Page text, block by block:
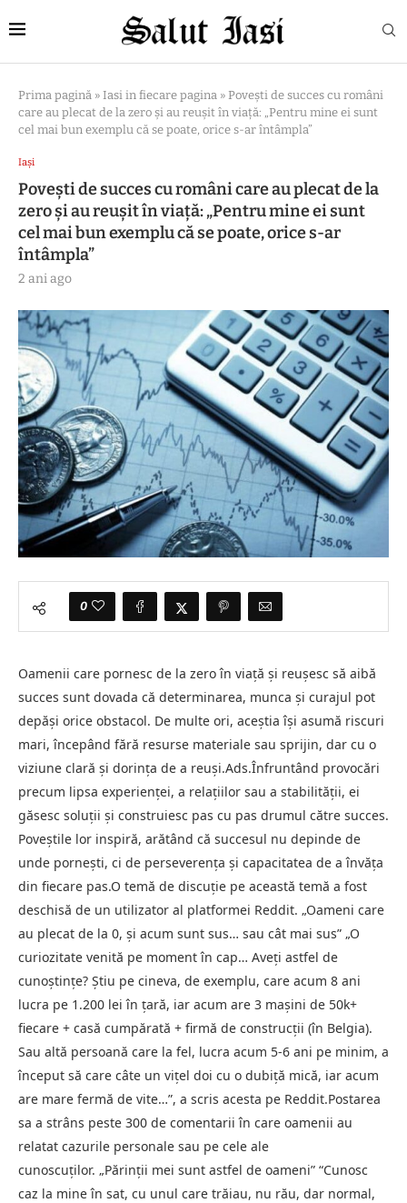
Prima pagină » Iasi in fiecare pagina » Povești de succes cu români
care au plecat de la zero și au reușit în viață: „Pentru mine ei sunt
cel mai bun exemplu că se poate, orice s-ar întâmpla”
Iași
Povești de succes cu români care au plecat de la
zero și au reușit în viață: „Pentru mine ei sunt
cel mai bun exemplu că se poate, orice s-ar
întâmpla”
2 ani ago
0
Oamenii care pornesc de la zero în viață și reușesc să aibă
succes sunt dovada că determinarea, munca și curajul pot
depăși orice obstacol. De multe ori, aceștia își asumă riscuri
mari, începând fără resurse materiale sau sprijin, dar cu o
viziune clară și dorința de a reuși.Ads.Înfruntând provocări
precum lipsa experienței, a relațiilor sau a stabilității, ei
găsesc soluții și construiesc pas cu pas drumul către succes.
Poveștile lor inspiră, arătând că succesul nu depinde de
unde pornești, ci de perseverența și capacitatea de a învăța
din fiecare pas.O temă de discuție pe această temă a fost
deschisă de un utilizator al platformei Reddit. „Oameni care
au plecat de la 0, și acum sunt sus… sau cât mai sus” „O
curiozitate venită pe moment în cap… Aveți astfel de
cunoștințe? Știu pe cineva, de exemplu, care acum 8 ani
lucra pe 1.200 lei în țară, iar acum are 3 mașini de 50k+
fiecare + casă cumpărată + firmă de construcții (în Belgia).
Sau altă persoană care la fel, lucra acum 5-6 ani pe minim, a
început să care câte un vițel doi cu o dubiță mică, iar acum
are mare fermă de vite…”, a scris acesta pe Reddit.Postarea
sa a strâns peste 300 de comentarii în care oamenii au
relatat cazurile personale sau pe cele ale
cunoscuților. „Părinții mei sunt astfel de oameni” “Cunosc
caz la mine în sat, cu unul care trăiau, nu rău, dar normal,